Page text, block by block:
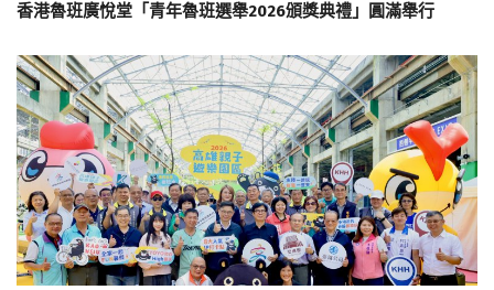
香港魯班廣悅堂「青年魯班選舉2026頒獎典禮」圓滿舉行